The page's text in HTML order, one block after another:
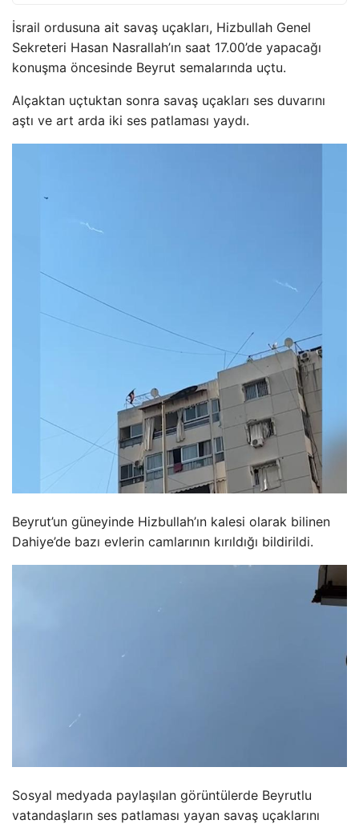
İsrail ordusuna ait savaş uçakları, Hizbullah Genel
Sekreteri Hasan Nasrallah’ın saat 17.00’de yapacağı
konuşma öncesinde Beyrut semalarında uçtu.
Alçaktan uçtuktan sonra savaş uçakları ses duvarını
aştı ve art arda iki ses patlaması yaydı.
Beyrut’un güneyinde Hizbullah’ın kalesi olarak bilinen
Dahiye’de bazı evlerin camlarının kırıldığı bildirildi.
Sosyal medyada paylaşılan görüntülerde Beyrutlu
vatandaşların ses patlaması yayan savaş uçaklarını